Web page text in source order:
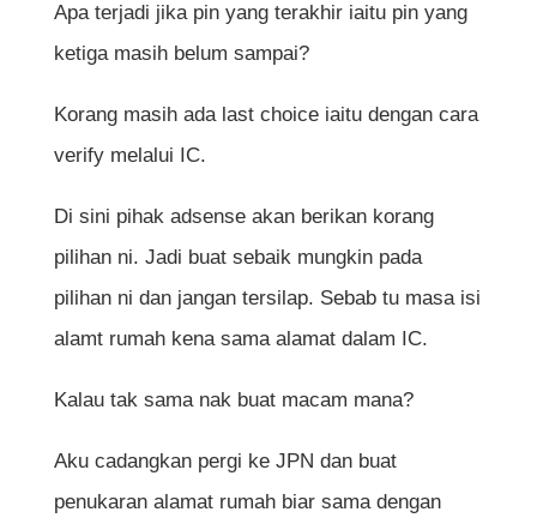
Apa terjadi jika pin yang terakhir iaitu pin yang
ketiga masih belum sampai?
Korang masih ada last choice iaitu dengan cara
verify melalui IC.
Di sini pihak adsense akan berikan korang
pilihan ni. Jadi buat sebaik mungkin pada
pilihan ni dan jangan tersilap. Sebab tu masa isi
alamt rumah kena sama alamat dalam IC.
Kalau tak sama nak buat macam mana?
Aku cadangkan pergi ke JPN dan buat
penukaran alamat rumah biar sama dengan